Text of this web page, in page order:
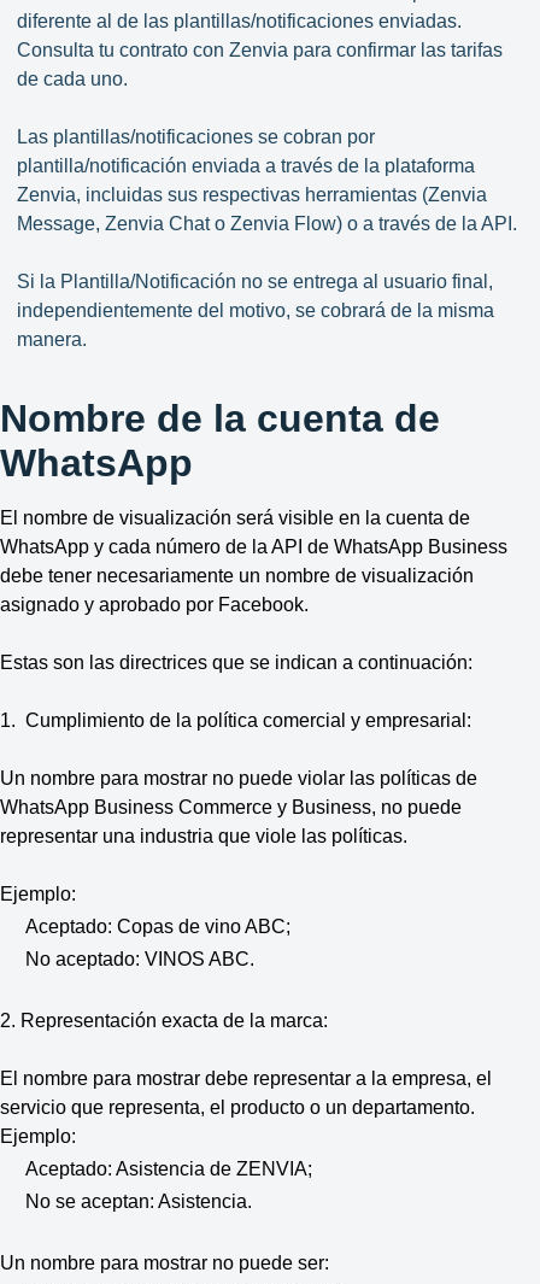
diferente al de las plantillas/notificaciones enviadas.
Consulta tu contrato con Zenvia para confirmar las tarifas
de cada uno.
Las plantillas/notificaciones se cobran por
plantilla/notificación enviada a través de la plataforma
Zenvia, incluidas sus respectivas herramientas (Zenvia
Message, Zenvia Chat o Zenvia Flow) o a través de la API.
Si la Plantilla/Notificación no se entrega al usuario final,
independientemente del motivo, se cobrará de la misma
manera.
Nombre de la cuenta de
WhatsApp
El nombre de visualización será visible en la cuenta de
WhatsApp y cada número de la API de WhatsApp Business
debe tener necesariamente un nombre de visualización
asignado y aprobado por Facebook.
Estas son las directrices que se indican a continuación:
1. Cumplimiento de la política comercial y empresarial:
Un nombre para mostrar no puede violar las políticas de
WhatsApp Business Commerce y Business, no puede
representar una industria que viole las políticas.
Ejemplo:
Aceptado: Copas de vino ABC;
No aceptado: VINOS ABC.
2. Representación exacta de la marca:
El nombre para mostrar debe representar a la empresa, el
servicio que representa, el producto o un departamento.
Ejemplo:
Aceptado: Asistencia de ZENVIA;
No se aceptan: Asistencia.
Un nombre para mostrar no puede ser: